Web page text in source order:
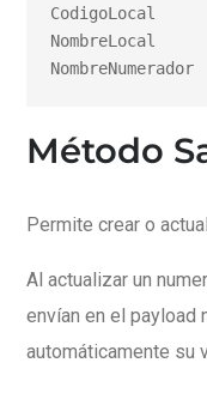
CodigoLocal
NombreLocal
NombreNumerador
Método
Permite crear o
Al actualizar un
envían en el payload
automáticamente su